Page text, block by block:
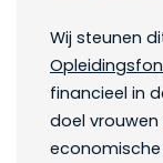
Wij steunen
financieel in
doel